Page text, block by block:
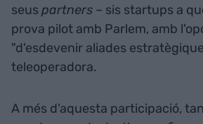
seuspartners – sis startups a
prova pilot amb Parlem, amb
"d'esdevenir aliades
teleoperadora.
A més d'aquesta participació,